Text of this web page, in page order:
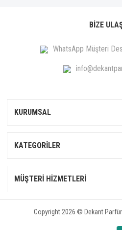
BİZE
WhatsApp Müşteri
KURUMSAL
KATEGORİLER
MÜŞTERİ HİZMETLERİ
Copyright 2026 © Dekant